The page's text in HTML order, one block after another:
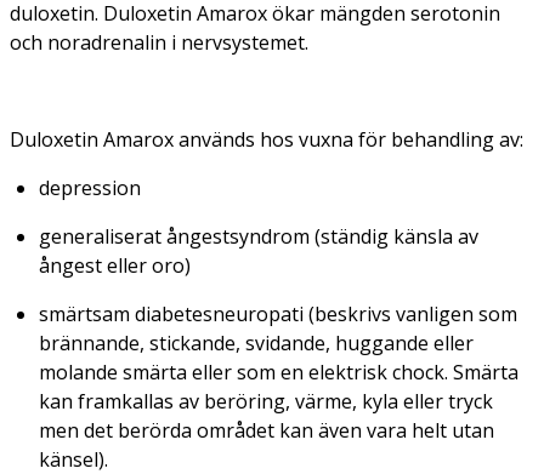
duloxetin. Duloxetin Amarox ökar mängden serotonin
och noradrenalin i nervsystemet.
Duloxetin Amarox används hos vuxna för behandling av:
depression
generaliserat ångestsyndrom (ständig känsla av
ångest eller oro)
smärtsam diabetesneuropati (beskrivs vanligen som
brännande, stickande, svidande, huggande eller
molande smärta eller som en elektrisk chock. Smärta
kan framkallas av beröring, värme, kyla eller tryck
men det berörda området kan även vara helt utan
känsel).